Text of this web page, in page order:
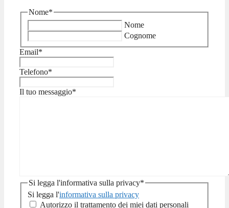
Nome*
Nome
Cognome
Email*
Telefono*
Il tuo messaggio*
Si legga l'informativa sulla privacy*
Si legga l'informativa sulla privacy
Autorizzo il trattamento dei miei dati personali